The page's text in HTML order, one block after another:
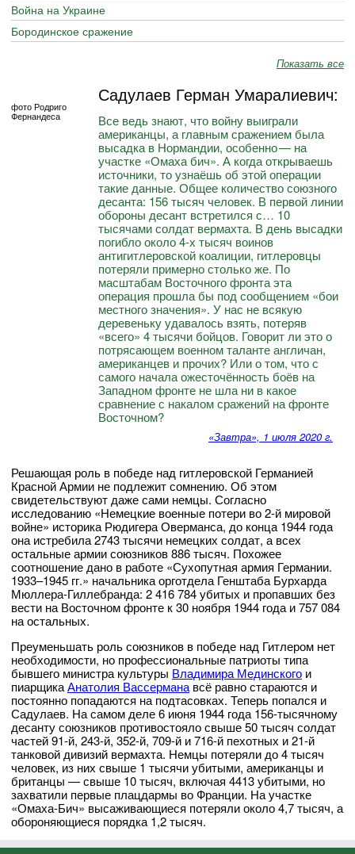
Война на Украине
Бородинское сражение
Показать все
фото Родриго
Фернандеса
Садулаев Герман Умаралиевич:
Все ведь знают, что войну выиграли
американцы, а главным сражением была
высадка в Нормандии, особенно — на
участке «Омаха бич». А когда открываешь
источники, то узнаёшь об этой операции
такие данные. Общее количество союзного
десанта: 156 тысяч человек. В первой линии
обороны десант встретился с… 10
тысячами солдат вермахта. В день высадки
погибло около 4-х тысяч воинов
антигитлеровской коалиции, гитлеровцы
потеряли примерно столько же. По
масштабам Восточного фронта эта
операция прошла бы под сообщением «бои
местного значения». У нас не всякую
деревеньку удавалось взять, потеряв
«всего» 4 тысячи бойцов. Говорит ли это о
потрясающем военном таланте англичан,
американцев и прочих? Или о том, что с
самого начала ожесточённость боёв на
Западном фронте не шла ни в какое
сравнение с накалом сражений на фронте
Восточном?
«Завтра», 1 июля 2020 г.
Решающая роль в победе над гитлеровской Германией
Красной Армии не подлежит сомнению. Об этом
свидетельствуют даже сами немцы. Согласно
исследованию «Немецкие военные потери во 2-й мировой
войне» историка Рюдигера Оверманса, до конца 1944 года
она истребила 2743 тысячи немецких солдат, а всех
остальные армии союзников 886 тысяч. Похожее
соотношение дано в работе «Сухопутная армия Германии.
1933–1945 гг.» начальника орготдела Генштаба Бурхарда
Мюллера-Гиллебранда: 2 416 784 убитых и пропавших без
вести на Восточном фронте к 30 ноября 1944 года и 757 084
на остальных.
Преуменьшать роль союзников в победе над Гитлером нет
необходимости, но профессиональные патриоты типа
бывшего министра культуры Владимира Мединского и
пиарщикаАнатолия Вассерманавсё равно стараются и
постоянно попадаются на подтасовках. Теперь попался и
Садулаев. На самом деле 6 июня 1944 года 156-тысячному
десанту союзников противостояло свыше 50 тысяч солдат
частей 91-й, 243-й, 352-й, 709-й и 716-й пехотных и 21-й
танковой дивизий вермахта. Немцы потеряли до 4 тысяч
человек, из них свыше 1 тысячи убитыми, американцы и
британцы — свыше 10 тысяч, включая 4413 убитыми, но
захватили первые плацдармы во Франции. На участке
«Омаха-Бич» высаживающиеся потеряли около 4,7 тысяч, а
обороняющиеся порядка 1,2 тысяч.